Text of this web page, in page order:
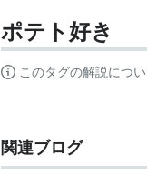
ポテト好き
このタグの解説につ
関連ブログ